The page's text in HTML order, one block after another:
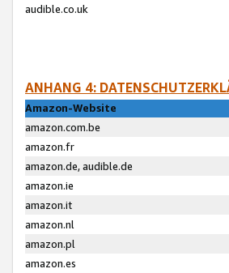
audible.co.uk
ANHANG 4:
Amazon-Website
amazon.com.be
amazon.fr
amazon.de, audible.de
amazon.ie
amazon.it
amazon.nl
amazon.pl
amazon.es